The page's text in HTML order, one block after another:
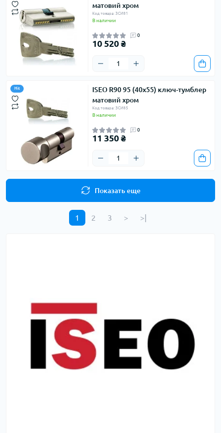
матовий хром
Код товара: ЗСИ81
В наличии
0
10 520 ₴
Hit
ISEO R90 95 (40х55) ключ-тумблер
матовий хром
Код товара: ЗСИ85
В наличии
0
11 350 ₴
Показать еще
1 2 3 > >|